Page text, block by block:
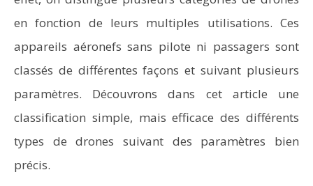
en fonction de leurs multiples utilisations. Ces
appareils aéronefs sans pilote ni passagers sont
classés de différentes façons et suivant plusieurs
paramètres. Découvrons dans cet article une
classification simple, mais efficace des différents
types de drones suivant des paramètres bien
précis.